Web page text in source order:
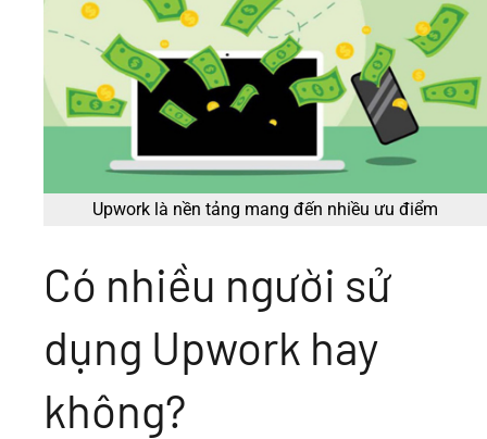
Upwork là nền tảng mang đến nhiều ưu điểm
Có nhiều người sử
dụng Upwork hay
không?